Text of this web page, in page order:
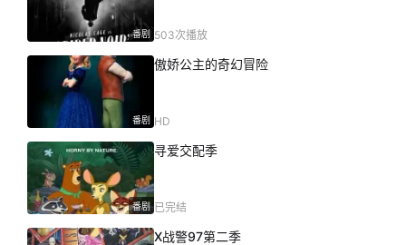
番剧 503次播放
番剧
傲娇公主的奇幻冒险
HD
番剧
寻爱交配季
已完结
X战警97第二季